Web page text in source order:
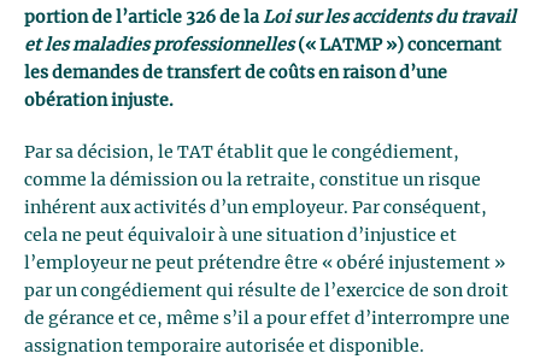
portion de l’article 326 de la Loi sur les accidents du travail
et les maladies professionnelles(« LATMP ») concernant
les demandes de transfert de coûts en raison d’une
obération injuste.
Par sa décision, le TAT établit que le congédiement,
comme la démission ou la retraite, constitue un risque
inhérent aux activités d’un employeur. Par conséquent,
cela ne peut équivaloir à une situation d’injustice et
l’employeur ne peut prétendre être « obéré injustement »
par un congédiement qui résulte de l’exercice de son droit
de gérance et ce, même s’il a pour effet d’interrompre une
assignation temporaire autorisée et disponible.